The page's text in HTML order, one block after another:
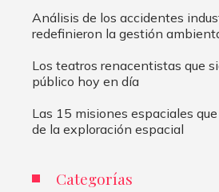
Análisis de los accidentes
redefinieron la gestión
Los teatros renacentistas que
público hoy en día
Las 15 misiones espaciales
de la exploración espacial
Categorías